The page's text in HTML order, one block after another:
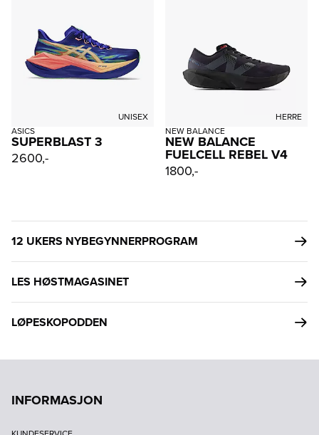
UNISEX
ASICS
SUPERBLAST 3
2600,-
HERRE
NEW BALANCE
NEW BALANCE
FUELCELL REBEL V4
1800,-
12 UKERS NYBEGYNNERPROGRAM
LES HØSTMAGASINET
LØPESKOPODDEN
INFORMASJON